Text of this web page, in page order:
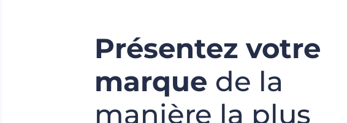
Présentez votre
marque de la
manière la plus